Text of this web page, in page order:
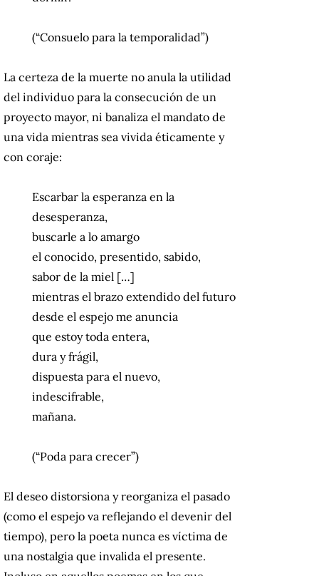
(“Consuelo para la temporalidad”)
La certeza de la muerte no anula la utilidad
del individuo para la consecución de un
proyecto mayor, ni banaliza el mandato de
una vida mientras sea vivida éticamente y
con coraje:
Escarbar la esperanza en la
desesperanza,
buscarle a lo amargo
el conocido, presentido, sabido,
sabor de la miel […]
mientras el brazo extendido del futuro
desde el espejo me anuncia
que estoy toda entera,
dura y frágil,
dispuesta para el nuevo,
indescifrable,
mañana.
(“Poda para crecer”)
El deseo distorsiona y reorganiza el pasado
(como el espejo va reflejando el devenir del
tiempo), pero la poeta nunca es víctima de
una nostalgia que invalida el presente.